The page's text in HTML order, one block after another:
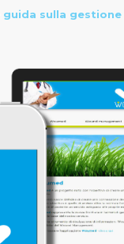
guida sulla